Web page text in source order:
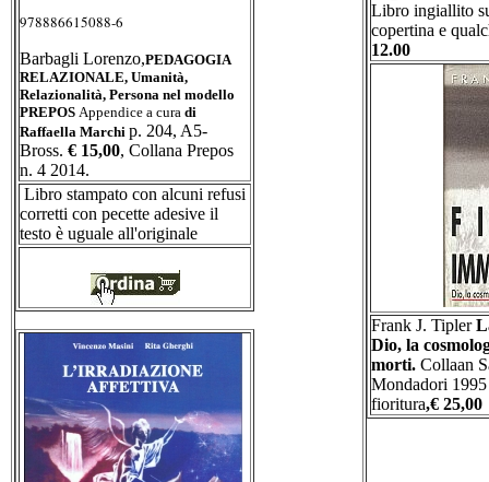
978886615088-6
Barbagli Lorenzo,PEDAGOGIA
RELAZIONALE, Umanità,
Relazionalità, Persona nel modello
PREPOS Appendice a cura di
Raffaella Marchi p. 204, A5-
Bross. € 15,00, Collana Prepos
n. 4 2014.
Libro stampato con alcuni refusi
corretti con pecette adesive il
testo è uguale all'originale
Libro ingiallito
copertina e
12.00
Frank J. Tipler
Dio, la
morti. Collaan
Mondadori
fioritura,€ 25,00